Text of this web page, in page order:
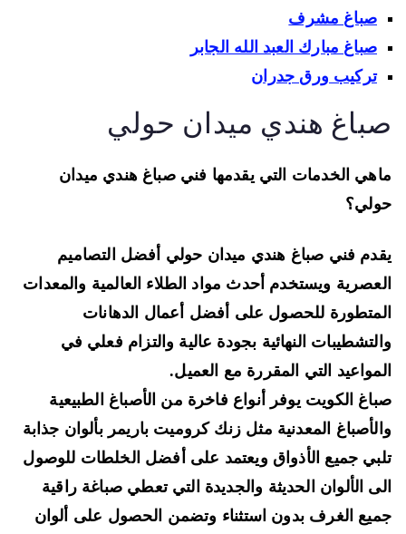
صباغ مشرف
صباغ مبارك العبد الله الجابر
تركيب ورق جدران
هندي ميدان حولي
الخدمات التي يقدمها فني صباغ هندي ميدان
فني صباغ هندي ميدان حولي أفضل التصاميم
ويستخدم أحدث مواد الطلاء العالمية والمعدات
للحصول على أفضل أعمال الدهانات
النهائية بجودة عالية والتزام فعلي في
التي المقررة مع العميل.
الكويت يوفر أنواع فاخرةمن الأصباغ الطبيعية
المعدنيةمثلزنك كروميت باريمر بألوان جذابة
جميع الأذواق ويعتمد على أفضل الخلطات للوصول
الألوان الحديثة والجديدة التي تعطي صباغة راقية
الغرف بدون استثناء وتضمن الحصول على ألوان